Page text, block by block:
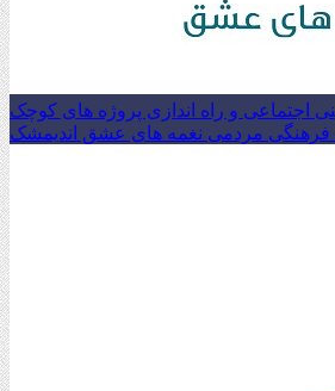
اجتماعی و راه اندازی پروژه های کوچک
مردمی نغمه های عشق اندیمشک